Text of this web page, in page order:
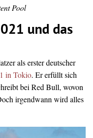
Pool
und das
als erster deutscher
in Tokio. Er erfüllt sich
bei Red Bull, wovon
irgendwann wird alles